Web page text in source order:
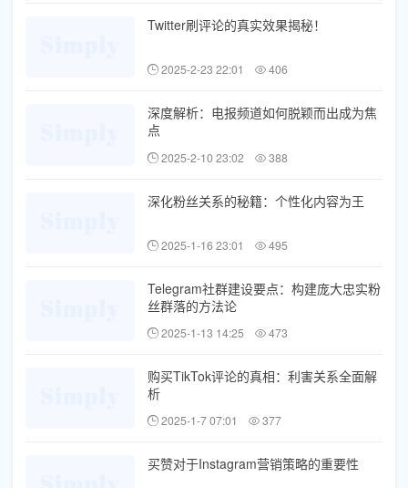
Twitter刷评论的真实效果揭秘！
2025-2-23 22:01 406
深度解析：电报频道如何脱颖而出成为焦
点
2025-2-10 23:02 388
深化粉丝关系的秘籍：个性化内容为王
2025-1-16 23:01 495
Telegram社群建设要点：构建庞大忠实粉
丝群落的方法论
2025-1-13 14:25 473
购买TikTok评论的真相：利害关系全面解
析
2025-1-7 07:01 377
买赞对于Instagram营销策略的重要性